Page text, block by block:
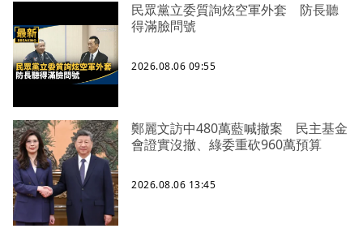
民眾黨立委質詢炫空軍外套 防長聽
得滿臉問號
2026.08.06 09:55
鄭麗文訪中480萬藍喊撤案 民主基金
會證實沒撤、綠委重砍960萬預算
2026.08.06 13:45